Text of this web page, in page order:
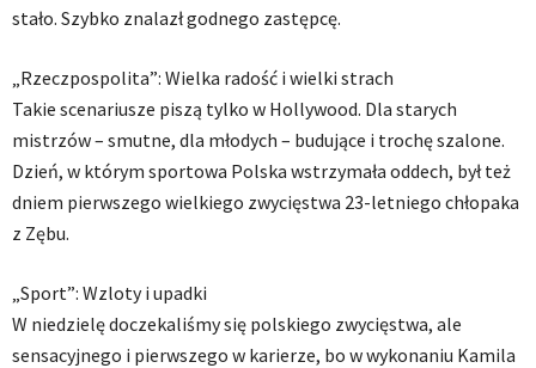
stało. Szybko znalazł godnego zastępcę.
„Rzeczpospolita”: Wielka radość i wielki strach
Takie scenariusze piszą tylko w Hollywood. Dla starych
mistrzów – smutne, dla młodych – budujące i trochę szalone.
Dzień, w którym sportowa Polska wstrzymała oddech, był też
dniem pierwszego wielkiego zwycięstwa 23-letniego chłopaka
z Zębu.
„Sport”: Wzloty i upadki
W niedzielę doczekaliśmy się polskiego zwycięstwa, ale
sensacyjnego i pierwszego w karierze, bo w wykonaniu Kamila